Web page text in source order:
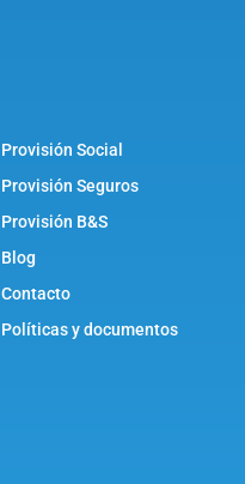
Provisión Social
Provisión Seguros
Provisión B&S
Blog
Contacto
Políticas y documentos